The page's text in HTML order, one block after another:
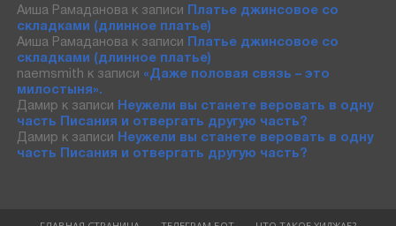
Аиша Рамадановак записи Платье джинсовое со
складками (длинное платье)
Аиша Рамадановак записи Платье джинсовое со
складками (длинное платье)
naemsmith к записи «Даже половая связь – это
милостыня».
Дамир к записи Неужели вы станете веровать в одну
часть Писания и отвергать другую часть?
Дамир к записи Неужели вы станете веровать в одну
часть Писания и отвергать другую часть?